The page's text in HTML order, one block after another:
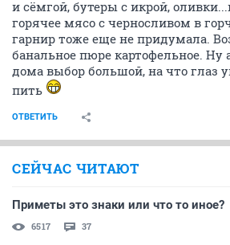
и сёмгой, бутеры с икрой,
горячее мясо с черносливом в
гарнир тоже еще не придумала.
банальное пюре картофельное. Ну
дома выбор большой, на что глаз
пить
ОТВЕТИТЬ
СЕЙЧАС ЧИТАЮТ
Приметы это знаки или что то иное?
6517 37